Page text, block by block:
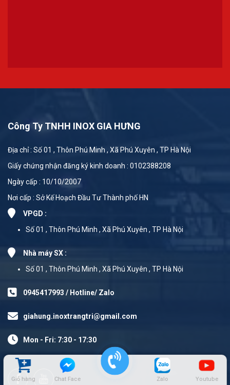
Giỏ hàng Chat Face Zalo Youtube
Công Ty TNHH INOX GIA HƯNG
Địa chỉ : Số 01 , Thôn Phú Minh , Xã Phú Xuyên , TP Hà Nội
Giấy chứng nhận đăng ký kinh doanh : 0102388208
Ngày cấp : 10/10/2007
Nơi cấp : Sở Kế Hoạch Đầu Tư Thành phố HN
VPGD :
Số 01 , Thôn Phú Minh , Xã Phú Xuyên , TP Hà Nội
Nhà máy SX :
Số 01 , Thôn Phú Minh , Xã Phú Xuyên , TP Hà Nội
0945417993 / Hotline/ Zalo
giahung.inoxtrangtri@gmail.com
Mon - Fri: 7:30 - 17:30